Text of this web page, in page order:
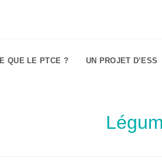
QUE LE PTCE ? UN PROJET D’ESS